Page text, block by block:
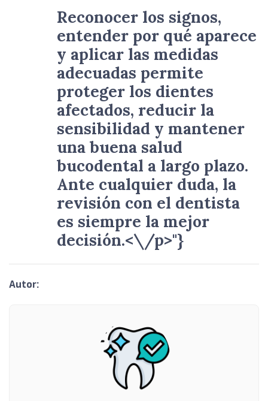
Reconocer los signos,
entender por qué aparece
y aplicar las medidas
adecuadas permite
proteger los dientes
afectados, reducir la
sensibilidad y mantener
una buena salud
bucodental a largo plazo.
Ante cualquier duda, la
revisión con el dentista
es siempre la mejor
decisión.<\/p>"}
Autor: